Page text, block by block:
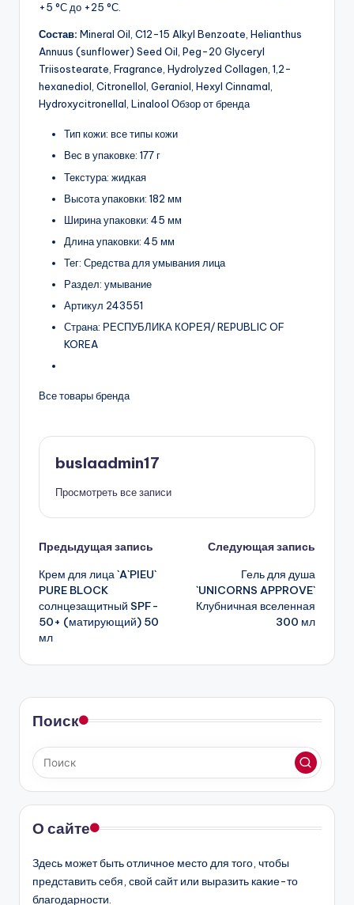
+5 °С до +25 °С.
Состав: Mineral Oil, C12-15 Alkyl Benzoate, Helianthus
Annuus (sunflower) Seed Oil, Peg-20 Glyceryl
Triisostearate, Fragrance, Hydrolyzed Collagen, 1,2-
hexanediol, Citronellol, Geraniol, Hexyl Cinnamal,
Hydroxycitronellal, Linalool Обзор от бренда
Тип кожи: все типы кожи
Вес в упаковке: 177 г
Текстура: жидкая
Высота упаковки: 182 мм
Ширина упаковки: 45 мм
Длина упаковки: 45 мм
Тег: Средства для умывания лица
Раздел: умывание
Артикул 243551
Страна: РЕСПУБЛИКА КОРЕЯ/ REPUBLIC OF
KOREA
Все товары бренда
buslaadmin17
Просмотреть все записи
Навигация
записи
Предыдущая запись
Крем для лица `A`PIEU`
PURE BLOCK
солнцезащитный SPF-
50+ (матирующий) 50
мл
Следующая запись
Гель для душа
`UNICORNS APPROVE`
Клубничная вселенная
300 мл
Поиск
О сайте
Здесь может быть отличное место для того, чтобы
представить себя, свой сайт или выразить какие-то
благодарности.